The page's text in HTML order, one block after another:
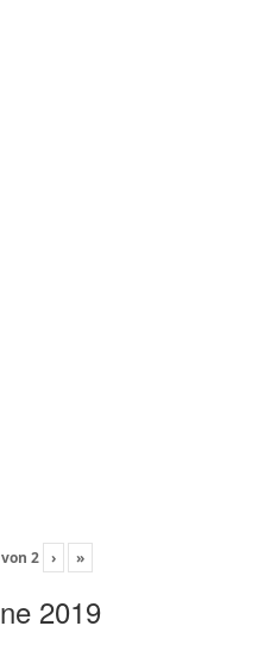
von 2 › »
2019